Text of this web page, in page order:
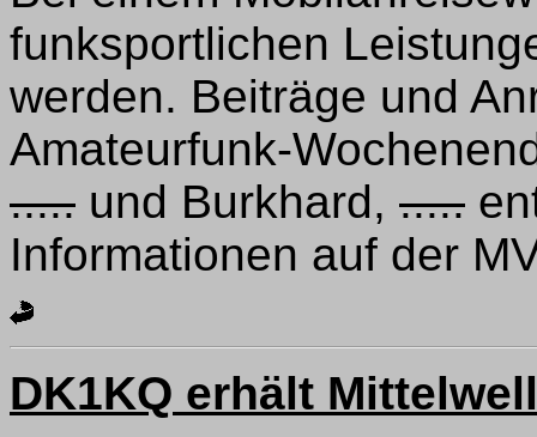
funksportlichen
werden. Beiträge und
Amateurfunk-
..... und Burkhard, .....
Informationen auf der
DK1KQ erhält